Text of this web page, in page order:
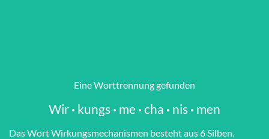
Eine Worttrennung gefunden
Wir · kungs · me · cha · nis · men
Das Wort Wir­kungs­me­cha­nis­men besteht aus 6 Silben.